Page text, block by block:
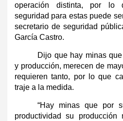
operación distinta, por lo
seguridad para estas puede
secretario de seguridad
García Castro.
Dijo que hay minas
y producción, merecen de
requieren tanto, por lo que
traje a la medida.
“Hay minas que por
productividad su